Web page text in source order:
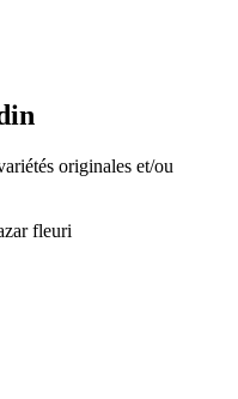
originales et/ou
fleuri